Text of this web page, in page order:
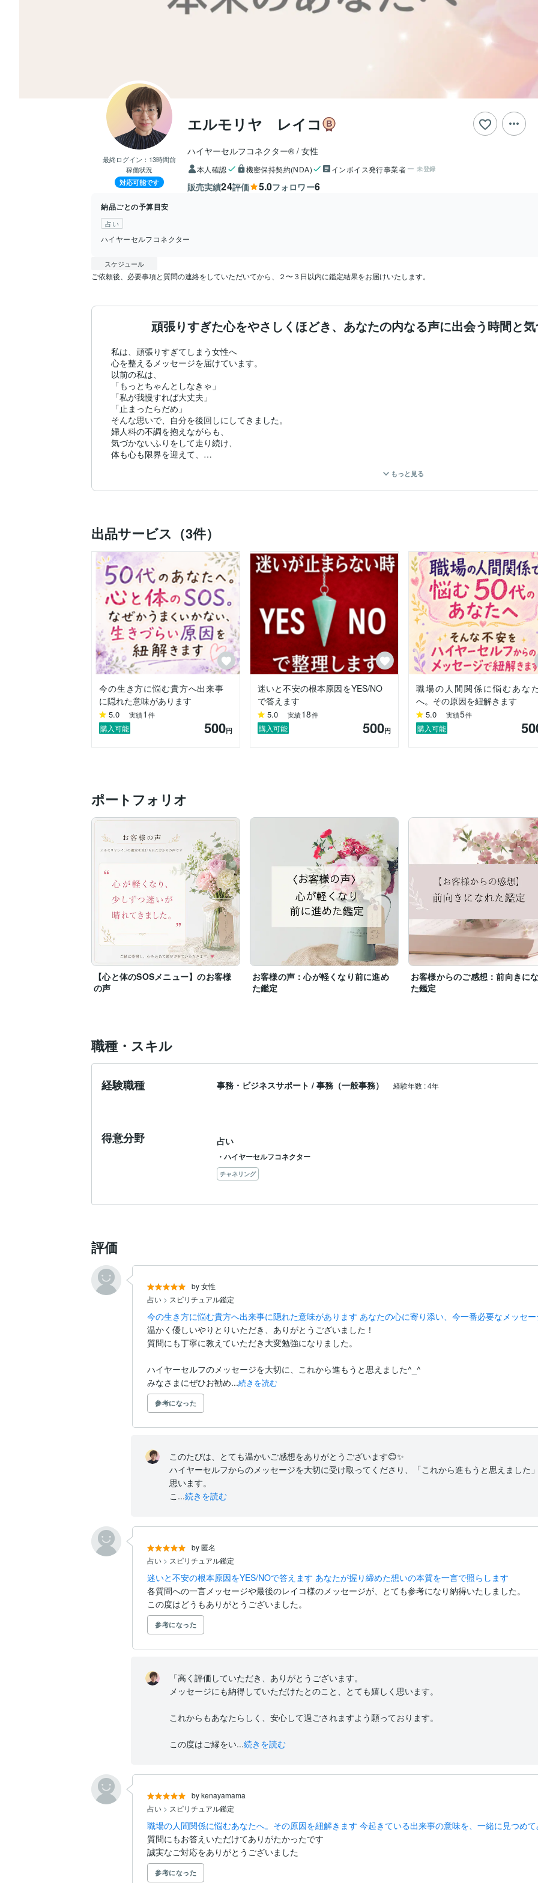
最終ログイン： 13時間前
稼働状況
対応可能です
エルモリヤ レイコ
ハイヤーセルフコネクター® 女性
本人確認 機密保持契約(NDA) インボイス発行事業者 未登録
販売実績24評価 5.0フォロワー6
納品ごとの予算目安
占い
ハイヤーセルフコネクター
スケジュール
頑張りすぎた心をやさしくほどき、あなたの内なる声に出会う時間と
私は、頑張りすぎてしまう女性へ
心を整えるメッセージを届けています。
以前の私は、
「もっとちゃんとしなきゃ」
「私が我慢すれば大丈夫」
「止まったらだめ」
そんな思いで、自分を後回しにしてきました。
婦人科の不調を抱えながらも、
気づかないふりをして走り続け、
体も心も限界を迎えて、
私は自分の声を聞いていなかったのだと知りました。
だからこそ今、
静かに寄り添えるのだと思っています。
ハイヤーセルフは、
特別な存在ではありません。
あなたの内側にある、
本当はもう知っている答え。
忙しさや不安の中でかき消されてしまうその声を、
そっと思い出す時間を届けています。
私は誰かを導く人ではなく、
未来を決める人でもありません。
ただ、
あなたがあなたに戻る時間を
隣で静かに見守る存在でありたい。
無理しなくていい。
本来のあなたへ。
心が整うと、
選ぶものも、歩く道も、自然と変わっていきます。
あなた自身の力です。
もっと見る
出品サービス（3件）
今の生き方に悩む貴方へ出来事
に隠れた意味があります
5.0 実績1 件
購入可能 500円
迷いと不安の根本原因をYES/NO
で答えます
5.0 実績18件
購入可能 500円
職場の人間関係に悩むあな
へ。その原因を紐解きます
5.0 実績5件
購入可能
ポートフォリオ
【心と体のSOSメニュー】のお客様
の声
お客様の声：心が軽くなり前に進め
た鑑定
お客様からのご感想：前向きに
た鑑定
職種・スキル
経験職種 事務・ビジネスサポート / 事務（一般事務） 経験年数 :4年
得意分野 占い
・ハイヤーセルフコネクター
チャネリング
評価
by 女性
占い > スピリチュアル鑑定
今の生き方に悩む貴方へ出来事に隠れた意味があります あなたの心に寄り添い、今一番必要なメッセ
温かく優しいやりとりいただき、ありがとうございました！
質問にも丁寧に教えていただき大変勉強になりました。
ハイヤーセルフのメッセージを大切に、これから進もうと思えました^_^
みなさまにぜひお勧め...続きを読む
参考になった
このたびは、とても温かいご感想をありがとうございます😊✨
ハイヤーセルフからのメッセージを大切に受け取ってくださり、「これから進もうと思えました
思います。
こ...続きを読む
by 匿名
占い > スピリチュアル鑑定
迷いと不安の根本原因をYES/NOで答えます あなたが握り締めた想いの本質を一言で照らします
各質問への一言メッセージや最後のレイコ様のメッセージが、とても参考になり納得いたしました。
この度はどうもありがとうございました。
参考になった
「高く評価していただき、ありがとうございます。
メッセージにも納得していただけたとのこと、とても嬉しく思います。
これからもあなたらしく、安心して過ごされますよう願っております。
この度はご縁をい...続きを読む
by kenayamama
占い > スピリチュアル鑑定
職場の人間関係に悩むあなたへ。その原因を紐解きます 今起きている出来事の意味を、一緒に見つめ
質問にもお答えいただけてありがたかったです
誠実なご対応をありがとうございました
参考になった